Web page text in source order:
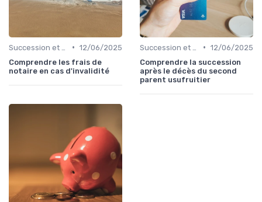
• 12/06/2025
Comprendre les frais de
notaire en cas d'invalidité
• 12/06/2025
Comprendre la succession
après le décès du second
parent usufruitier